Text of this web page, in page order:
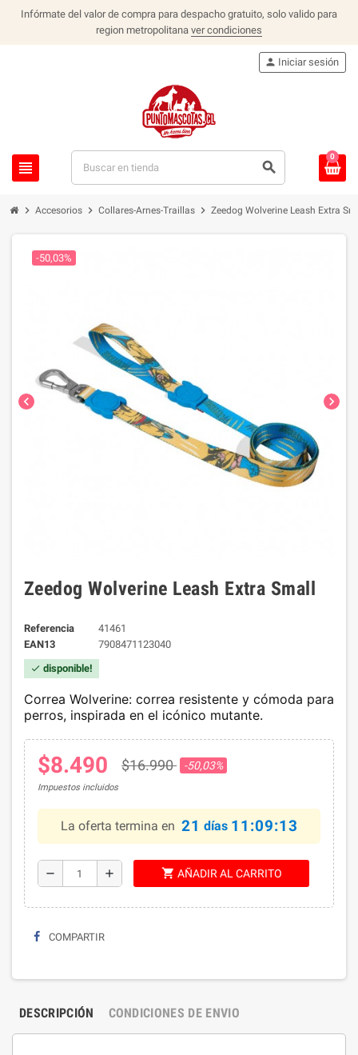
Infórmate del valor de compra para despacho gratuito, solo valido para
region metropolitana ver condiciones
view_headline search
person Iniciar sesión
0
chevron_right Accesorios chevron_right Collares-Arnes-Traillas chevron_right Zeedog Wolverine Leash Extra
chevron_left chevron_right
-50,03%
Zeedog Wolverine Leash Extra Small
Referencia
41461
EAN13
7908471123040
check disponible!
Correa Wolverine: correa resistente y cómoda para
perros, inspirada en el icónico mutante.
$8.490 $16.990 -50,03%
Impuestos incluidos
La oferta termina en 21 días 11:09:13
remove add shopping_cart AÑADIR AL CARRITO
COMPARTIR
DESCRIPCIÓN CONDICIONES DE ENVIO